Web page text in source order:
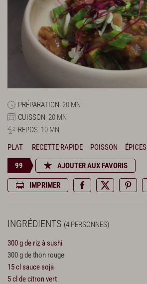
PRÉPARATION 20 MN
CUISSON 20 MN
REPOS 10 MN
PLAT
RECETTE RAPIDE POISSON ÉPICES
99 AJOUTER AUX FAVORIS
IMPRIMER
INGRÉDIENTS (4 PERSONNES)
300 g de riz à sushi
300 g de thon rouge
15 cl sauce soja
5 cl de citron vert